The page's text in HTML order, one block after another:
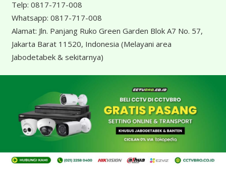
Telp: 0817-717-008
Whatsapp: 0817-717-008
Alamat: Jln. Panjang Ruko Green Garden Blok A7 No. 57,
Jakarta Barat 11520, Indonesia (Melayani area
Jabodetabek & sekitarnya)